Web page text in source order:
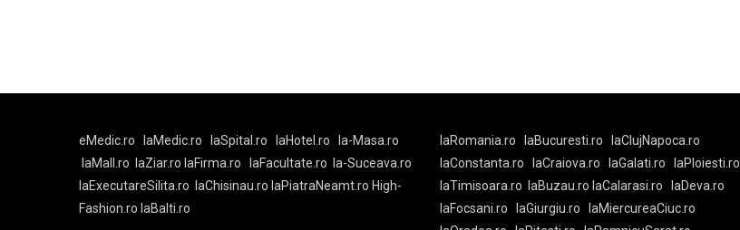
eMedic.ro laMedic.ro laSpital.ro laHotel.ro
la-Masa.ro
laMall.ro
laZiar.ro laFirma.ro laFacultate.ro
la-Suceava.ro
laExecutareSilita.ro
laChisinau.ro laPiatraNeamt.ro High-
Fashion.ro laBalti.ro
laRomania.ro laBucuresti.ro
laClujNapoca.ro
laConstanta.ro
laCraiova.ro laGalati.ro
laPloiesti.ro
laTimisoara.ro
laBuzau.ro laCalarasi.ro
laDeva.ro
laFocsani.ro
laGiurgiu.ro
laMiercureaCiuc.ro